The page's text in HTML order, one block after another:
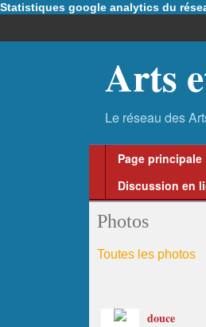
Statistiques google analytics du
Arts
Page principale
Discussion en
Photos
Toutes les photos
douce